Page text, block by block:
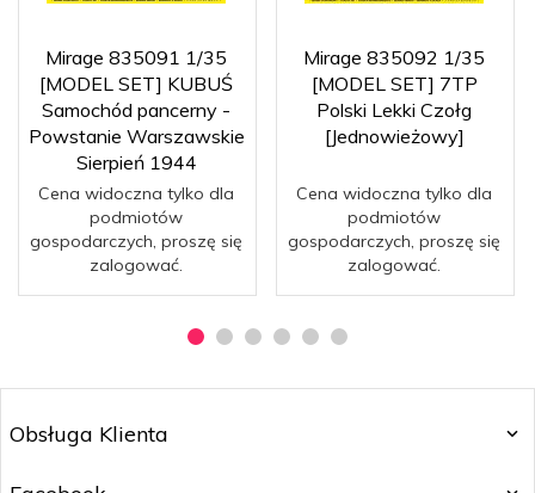
Mirage 835091 1/35
[MODEL SET] KUBUŚ
Samochód pancerny -
Powstanie Warszawskie
Sierpień 1944
Cena widoczna tylko dla
podmiotów
gospodarczych, proszę się
zalogować.
Mirage 835092 1/35
[MODEL SET] 7TP
Polski Lekki Czołg
[Jednowieżowy]
Cena widoczna tylko dla
podmiotów
gospodarczych, proszę się
zalogować.
Obsługa Klienta